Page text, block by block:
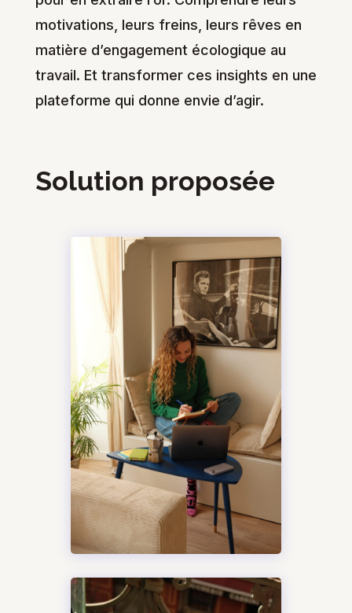
motivations, leurs freins, leurs rêves en
matière d’engagement écologique au
travail. Et transformer ces insights en une
plateforme qui donne envie d’agir.
Solution proposée